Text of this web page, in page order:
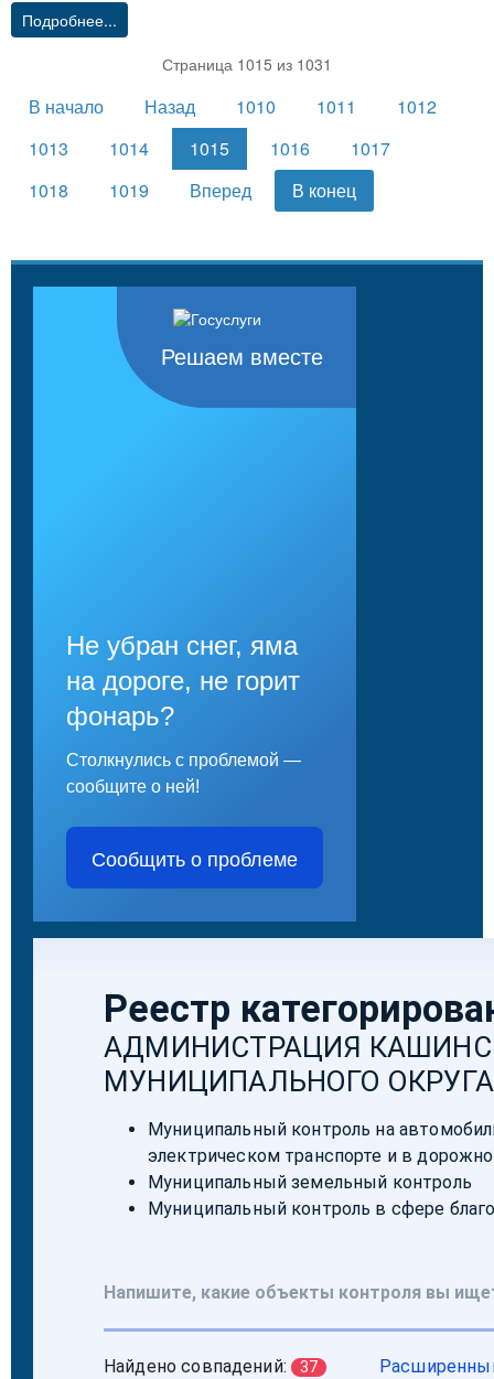
Подробнее...
Страница 1015 из 1031
В начало Назад 1010 1011
1012
1013
1014 1015 1016
1017
1018
1019 Вперед В конец
Решаем вместе
Не убран снег, яма
на дороге, не горит
фонарь?
Столкнулись с проблемой —
сообщите о ней!
Сообщить о проблеме